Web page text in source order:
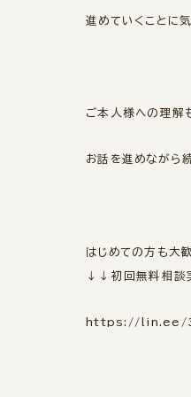
進めていくことに
ご本人様への理解
お話を進めながら
はじめての方も大
↓↓初回無料相談
https://lin.ee/